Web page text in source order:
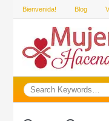
Bienvenida! Blog